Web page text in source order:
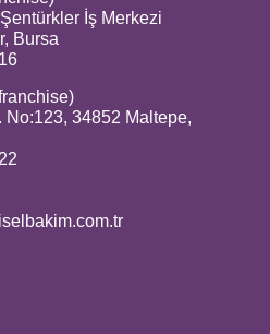
İş Merkezi
Bursa
34852 Maltepe,